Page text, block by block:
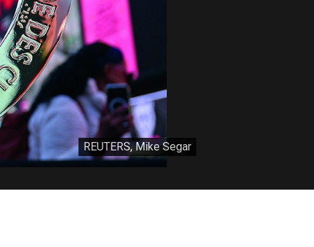
REUTERS, Mike Segar